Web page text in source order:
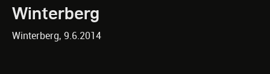
Winterberg
Winterberg, 9.6.2014